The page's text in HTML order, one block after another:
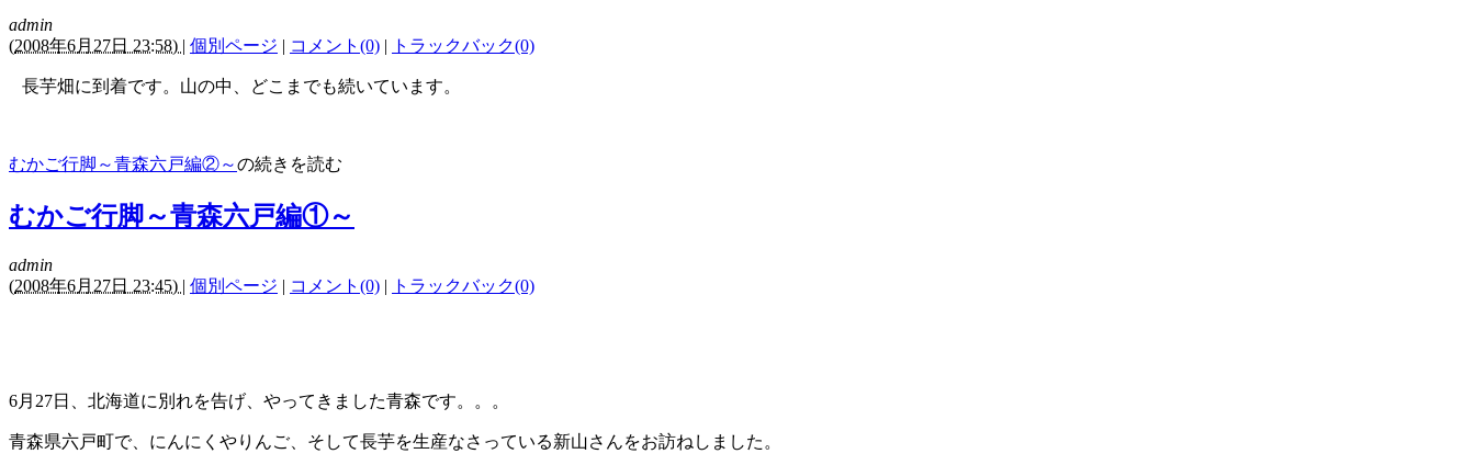
admin
(2008年6月27日 23:58) | 個別ページ | コメント(0) | トラックバック(0)
長芋畑に到着です。山の中、どこまでも続いています。
むかご行脚～青森六戸編②～の続きを読む
むかご行脚～青森六戸編①～
admin
(2008年6月27日 23:45) | 個別ページ | コメント(0) | トラックバック(0)
6月27日、北海道に別れを告げ、やってきました青森です。。。
青森県六戸町で、にんにくやりんご、そして長芋を生産なさっている新山さんをお訪ねしました。